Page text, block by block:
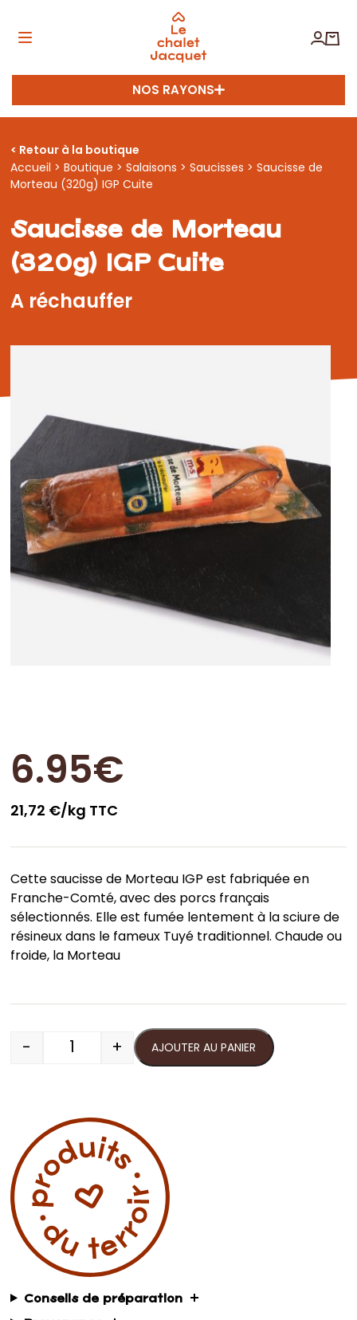
NOS RAYONS
< Retour à la boutique
Accueil > Boutique > Salaisons > Saucisses > Saucisse de
Morteau (320g) IGP Cuite
Saucisse de Morteau
(320g) IGP Cuite
A réchauffer
6.95€
21,72 €/kg TTC
Cette saucisse de Morteau IGP est fabriquée en
Franche-Comté, avec des porcs français
sélectionnés. Elle est fumée lentement à la sciure de
résineux dans le fameux Tuyé traditionnel. Chaude ou
froide, la Morteau
quantité de Saucisse de Morteau (320g) IGP
- + AJOUTER AU PANIER
Conseils de préparation